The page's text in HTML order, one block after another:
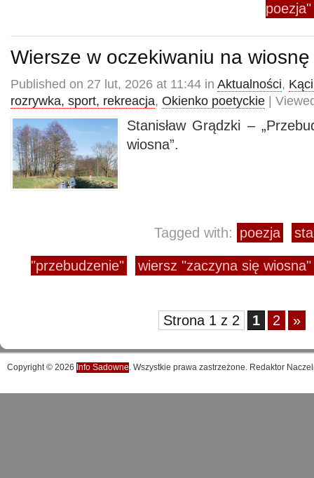
poezja"
Wiersze w oczekiwaniu na wiosnę
Published on 27 lut, 2026 at 11:44 in Aktualności,
rozrywka, sport, rekreacja, Okienko poetyckie |
Stanisław Grądzki –
wiosna”.
Tagged with: poezja
"przebudzenie" wiersz "zaczyna się wiosna"
Strona 1 z 2 1 2 »
Copyright © 2026 Info Sadowne. Wszystkie prawa zastrzeżone. Redaktor